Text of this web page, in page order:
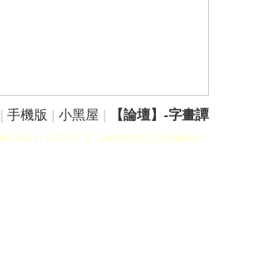
| 手機版 | 小黑屋 | 【論壇】-字畫譚
in 0.014772 second(s), 9 queries .